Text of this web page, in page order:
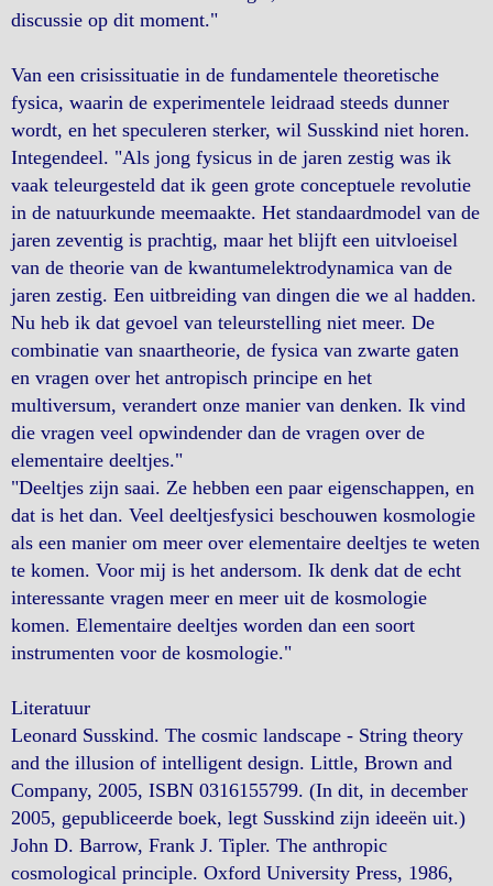
discussie op dit moment."
Van een crisissituatie in de fundamentele theoretische
fysica, waarin de experimentele leidraad steeds dunner
wordt, en het speculeren sterker, wil Susskind niet horen.
Integendeel. "Als jong fysicus in de jaren zestig was ik
vaak teleurgesteld dat ik geen grote conceptuele revolutie
in de natuurkunde meemaakte. Het standaardmodel van de
jaren zeventig is prachtig, maar het blijft een uitvloeisel
van de theorie van de kwantumelektrodynamica van de
jaren zestig. Een uitbreiding van dingen die we al hadden.
Nu heb ik dat gevoel van teleurstelling niet meer. De
combinatie van snaartheorie, de fysica van zwarte gaten
en vragen over het antropisch principe en het
multiversum, verandert onze manier van denken. Ik vind
die vragen veel opwindender dan de vragen over de
elementaire deeltjes."
"Deeltjes zijn saai. Ze hebben een paar eigenschappen, en
dat is het dan. Veel deeltjesfysici beschouwen kosmologie
als een manier om meer over elementaire deeltjes te weten
te komen. Voor mij is het andersom. Ik denk dat de echt
interessante vragen meer en meer uit de kosmologie
komen. Elementaire deeltjes worden dan een soort
instrumenten voor de kosmologie."
Literatuur
Leonard Susskind. The cosmic landscape - String theory
and the illusion of intelligent design. Little, Brown and
Company, 2005, ISBN 0316155799. (In dit, in december
2005, gepubliceerde boek, legt Susskind zijn ideeën uit.)
John D. Barrow, Frank J. Tipler. The anthropic
cosmological principle. Oxford University Press, 1986,